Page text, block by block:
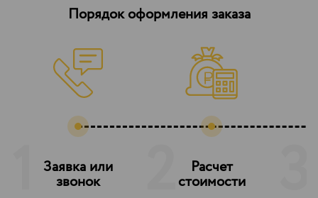
Порядок оформления заказа
Заявка или
звонок
Расчет
стоимости